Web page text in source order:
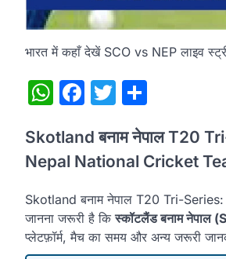
भारत में कहाँ देखें SCO vs NEP लाइव
WhatsApp
Facebook
Twitter
Skotland बनाम नेपाल T20
Nepal National Cricket
Skotland बनाम नेपाल T20 Tri-Series:
जानना जरूरी है किस्कॉटलैंड बनाम नेपाल
प्लेटफ़ॉर्म, मैच का समय और अन्य जरूरी